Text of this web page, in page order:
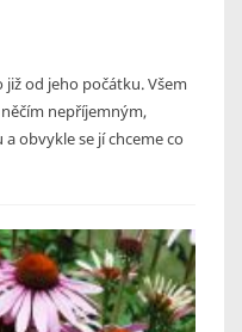
od jeho počátku. Všem
nepříjemným,
obvykle se jí chceme co